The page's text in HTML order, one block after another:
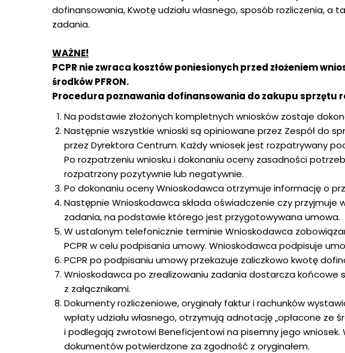
dofinansowania, Kwotę udziału własnego, sposób rozliczenia, a
zadania.
WAŻNE!
PCPR nie zwraca kosztów poniesionych przed złożeniem
środków PFRON.
Procedura poznawania dofinansowania do zakupu sprzętu
Na podstawie złożonych kompletnych wniosków zostaje
Następnie wszystkie wnioski są opiniowane przez Zespół do
przez Dyrektora Centrum. Każdy wniosek jest rozpatrywany
Po rozpatrzeniu wniosku i dokonaniu oceny zasadności
rozpatrzony pozytywnie lub negatywnie.
Po dokonaniu oceny Wnioskodawca otrzymuje informację o
Następnie Wnioskodawca składa oświadczenie czy
zadania, na podstawie którego jest przygotowywana umowa.
W ustalonym telefonicznie terminie Wnioskodawca
PCPR w celu podpisania umowy. Wnioskodawca podpisuje
PCPR po podpisaniu umowy przekazuje zaliczkowo kwotę
Wnioskodawca po zrealizowaniu zadania dostarcza
z załącznikami.
Dokumenty rozliczeniowe, oryginały faktur i rachunków
wpłaty udziału własnego, otrzymują adnotację „opłacone ze
i podlegają zwrotowi Beneficjentowi na pisemny jego
dokumentów potwierdzone za zgodność z oryginałem.